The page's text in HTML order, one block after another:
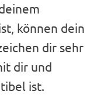
können dein
dir sehr
dir und
ist.